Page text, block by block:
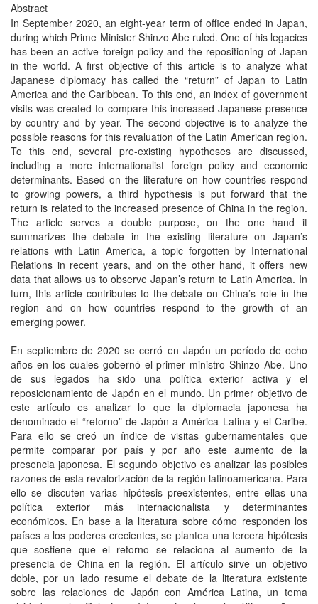
Abstract
In September 2020, an eight-year term of office ended in Japan,
during which Prime Minister Shinzo Abe ruled. One of his legacies
has been an active foreign policy and the repositioning of Japan
in the world. A first objective of this article is to analyze what
Japanese diplomacy has called the “return” of Japan to Latin
America and the Caribbean. To this end, an index of government
visits was created to compare this increased Japanese presence
by country and by year. The second objective is to analyze the
possible reasons for this revaluation of the Latin American region.
To this end, several pre-existing hypotheses are discussed,
including a more internationalist foreign policy and economic
determinants. Based on the literature on how countries respond
to growing powers, a third hypothesis is put forward that the
return is related to the increased presence of China in the region.
The article serves a double purpose, on the one hand it
summarizes the debate in the existing literature on Japan’s
relations with Latin America, a topic forgotten by International
Relations in recent years, and on the other hand, it offers new
data that allows us to observe Japan’s return to Latin America. In
turn, this article contributes to the debate on China’s role in the
region and on how countries respond to the growth of an
emerging power.
En septiembre de 2020 se cerró en Japón un período de ocho
años en los cuales gobernó el primer ministro Shinzo Abe. Uno
de sus legados ha sido una política exterior activa y el
reposicionamiento de Japón en el mundo. Un primer objetivo de
este artículo es analizar lo que la diplomacia japonesa ha
denominado el “retorno” de Japón a América Latina y el Caribe.
Para ello se creó un índice de visitas gubernamentales que
permite comparar por país y por año este aumento de la
presencia japonesa. El segundo objetivo es analizar las posibles
razones de esta revalorización de la región latinoamericana. Para
ello se discuten varias hipótesis preexistentes, entre ellas una
política exterior más internacionalista y determinantes
económicos. En base a la literatura sobre cómo responden los
países a los poderes crecientes, se plantea una tercera hipótesis
que sostiene que el retorno se relaciona al aumento de la
presencia de China en la región. El artículo sirve un objetivo
doble, por un lado resume el debate de la literatura existente
sobre las relaciones de Japón con América Latina, un tema